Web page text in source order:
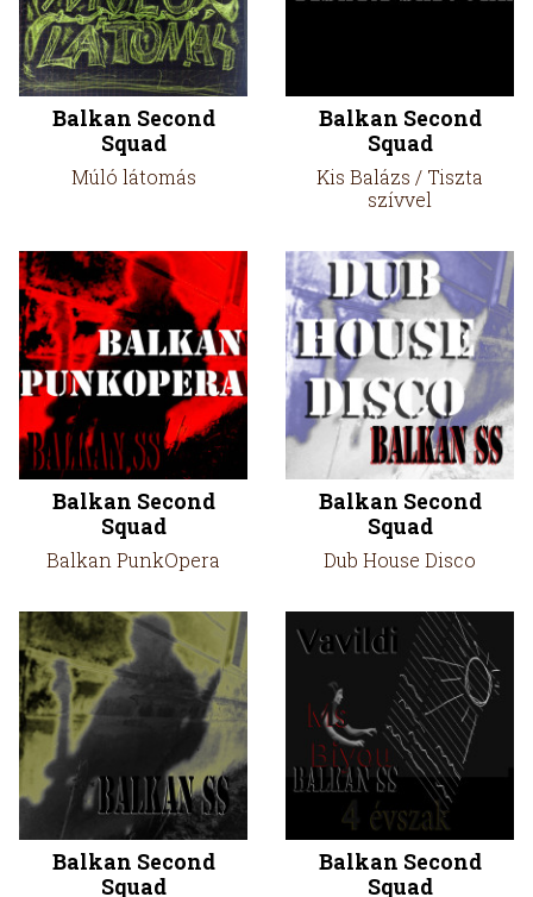
Balkan Second
Squad
Múló látomás
Balkan Second
Squad
Kis Balázs / Tiszta
szívvel
Balkan Second
Squad
Balkan PunkOpera
Balkan Second
Squad
Dub House Disco
Balkan Second
Squad
Balkan Second
Squad